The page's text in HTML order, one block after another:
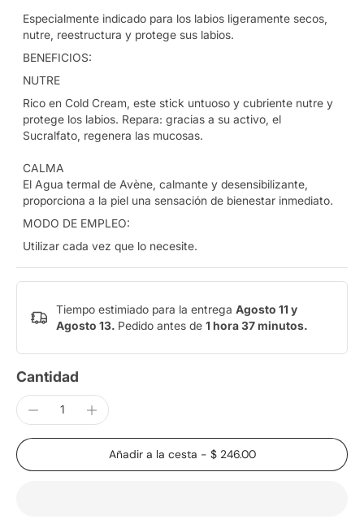
Especialmente indicado para los labios ligeramente secos,
nutre, reestructura y protege sus labios.
BENEFICIOS:
NUTRE
Rico en Cold Cream, este stick untuoso y cubriente nutre y
protege los labios. Repara: gracias a su activo, el
Sucralfato, regenera las mucosas.
CALMA
El Agua termal de Avène, calmante y desensibilizante,
proporciona a la piel una sensación de bienestar inmediato.
MODO DE EMPLEO:
Utilizar cada vez que lo necesite.
Tiempo estimiado para la entrega Agosto 11 y
Agosto 13. Pedido antes de 1 hora 37 minutos.
Cantidad
Añadir a la cesta - $ 246.00